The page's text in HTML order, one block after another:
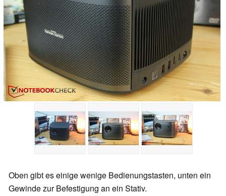
Oben gibt es einige wenige Bedienungstasten, unten ein
Gewinde zur Befestigung an ein Stativ.